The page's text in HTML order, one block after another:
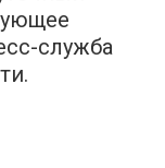
служба